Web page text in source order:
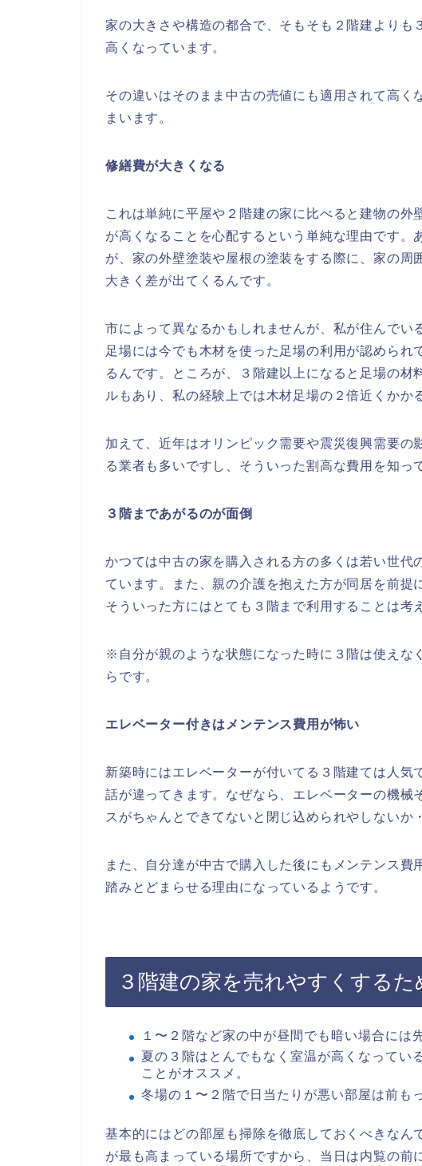
家の大きさや構造の都合で、そもそも２階建よりも
高くなっています。
その違いはそのまま中古の売値にも適用されて高く
まいます。
修繕費が大きくなる
これは単純に平屋や２階建の家に比べると建物の外
が高くなることを心配するという単純な理由です。
が、家の外壁塗装や屋根の塗装をする際に、家の周
大きく差が出てくるんです。
市によって異なるかもしれませんが、私が住んでい
足場には今でも木材を使った足場の利用が認められ
るんです。ところが、３階建以上になると足場の材
ルもあり、私の経験上では木材足場の２倍近くかか
加えて、近年はオリンピック需要や震災復興需要の
る業者も多いですし、そういった割高な費用を知っ
３階まであがるのが面倒
かつては中古の家を購入される方の多くは若い世代
ています。また、親の介護を抱えた方が同居を前提
そういった方にはとても３階まで利用することは考
※自分が親のような状態になった時に３階は使えな
らです。
エレベーター付きはメンテンス費用が怖い
新築時にはエレベーターが付いてる３階建ては人気
話が違ってきます。なぜなら、エレベーターの機械
スがちゃんとできてないと閉じ込められやしないか
また、自分達が中古で購入した後にもメンテンス費
踏みとどまらせる理由になっているようです。
３階建の家を売れやすくする
１〜２階など家の中が昼間でも暗い場合には
夏の３階はとんでもなく室温が高くなってい
ことがオススメ。
冬場の１〜２階で日当たりが悪い部屋は前も
基本的にはどの部屋も掃除を徹底しておくべきなん
が最も高まっている場所ですから、当日は内覧の前